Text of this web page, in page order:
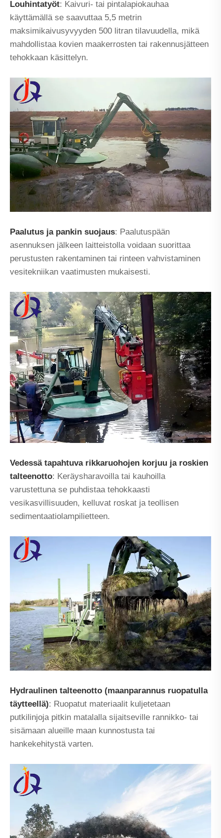
Louhintatyöt: Kaivuri- tai pintalapiokauhaa
käyttämällä se saavuttaa 5,5 metrin
maksimikaivusyvyyden 500 litran tilavuudella, mikä
mahdollistaa kovien maakerrosten tai rakennusjätteen
tehokkaan käsittelyn.
Paalutus ja pankin suojaus: Paalutuspään
asennuksen jälkeen laitteistolla voidaan suorittaa
perustusten rakentaminen tai rinteen vahvistaminen
vesitekniikan vaatimusten mukaisesti.
Vedessä tapahtuva rikkaruohojen korjuu ja roskien
talteenotto: Keräysharavoilla tai kauhoilla
varustettuna se puhdistaa tehokkaasti
vesikasvillisuuden, kelluvat roskat ja teollisen
sedimentaatiolampilietteen.
Hydraulinen talteenotto (maanparannus ruopatulla
täytteellä): Ruopatut materiaalit kuljetetaan
putkilinjoja pitkin matalalla sijaitseville rannikko- tai
sisämaan alueille maan kunnostusta tai
hankekehitystä varten.